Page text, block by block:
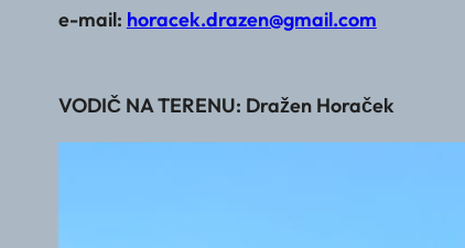
e-mail: horacek.drazen@gmail.com
VODIČ NA TERENU: Dražen Horaček